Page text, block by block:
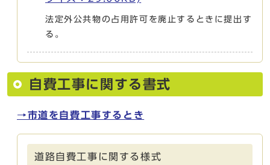
法定外公共物の占用許可を廃止するときに提出す
る。
自費工事に関する書式
→市道を自費工事するとき
道路自費工事に関する様式